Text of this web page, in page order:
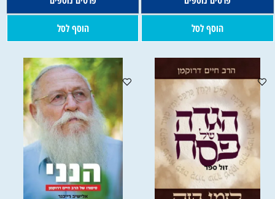
הוסף לסל הוסף לסל